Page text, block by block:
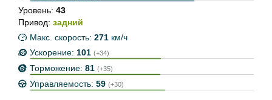
Уровень: 43
Привод: задний
Макс. скорость: 271 км/ч
Ускорение: 101 (+34)
Торможение: 81 (+35)
Управляемость: 59 (+30)